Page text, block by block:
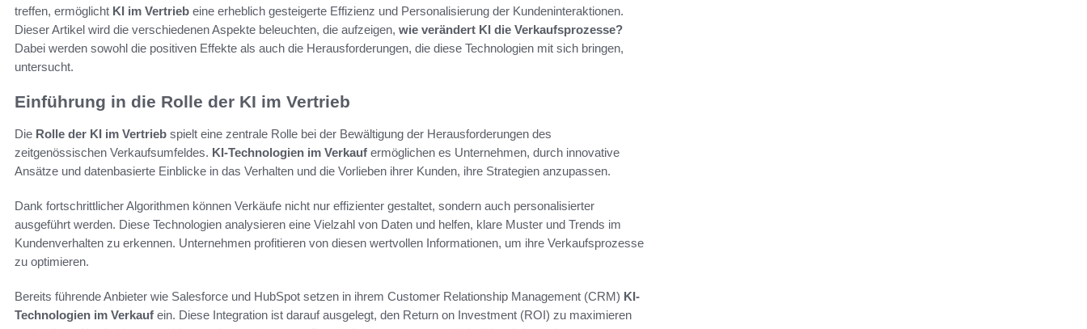
treffen, ermöglicht KI im Vertrieb eine erheblich gesteigerte Effizienz und Personalisierung der Kundeninteraktionen.
Dieser Artikel wird die verschiedenen Aspekte beleuchten, die aufzeigen, wie verändert KI die Verkaufsprozesse?
Dabei werden sowohl die positiven Effekte als auch die Herausforderungen, die diese Technologien mit sich bringen,
untersucht.
Einführung in die Rolle der KI im Vertrieb
Die Rolle der KI im Vertrieb spielt eine zentrale Rolle bei der Bewältigung der Herausforderungen des
zeitgenössischen Verkaufsumfeldes. KI-Technologien im Verkauf ermöglichen es Unternehmen, durch innovative
Ansätze und datenbasierte Einblicke in das Verhalten und die Vorlieben ihrer Kunden, ihre Strategien anzupassen.
Dank fortschrittlicher Algorithmen können Verkäufe nicht nur effizienter gestaltet, sondern auch personalisierter
ausgeführt werden. Diese Technologien analysieren eine Vielzahl von Daten und helfen, klare Muster und Trends im
Kundenverhalten zu erkennen. Unternehmen profitieren von diesen wertvollen Informationen, um ihre Verkaufsprozesse
zu optimieren.
Bereits führende Anbieter wie Salesforce und HubSpot setzen in ihrem Customer Relationship Management (CRM) KI-
Technologien im Verkauf ein. Diese Integration ist darauf ausgelegt, den Return on Investment (ROI) zu maximieren